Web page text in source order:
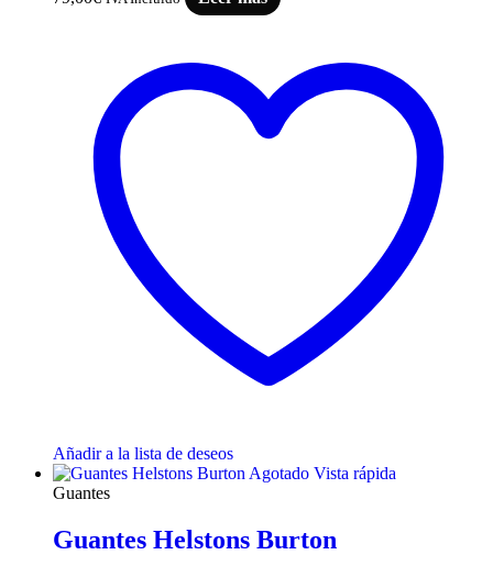
Añadir a la lista de deseos
Agotado Vista rápida
Guantes
Guantes Helstons Burton